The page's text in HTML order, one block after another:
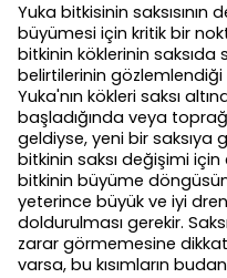
Yuka bitkisinin saksısının
büyümesi için kritik bir
bitkinin köklerinin saksıda
belirtilerinin gözlemlendiği
Yuka'nın kökleri saksı
başladığında veya
geldiyse, yeni bir saksıya
bitkinin saksı değişimi
bitkinin büyüme
yeterince büyük ve iyi
doldurulması gerekir.
zarar görmemesine dikkat
varsa, bu kısımların